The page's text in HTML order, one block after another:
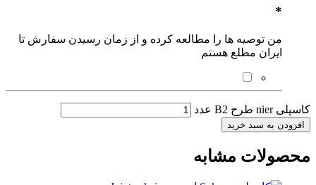
*
من توصیه ها را مطالعه کرده و از زمان رسیدن سفارش تا
ایران مطلع هستم
کاسپلی nier طرح B2 عدد
افزودن به سبد خرید
محصولات مشابه